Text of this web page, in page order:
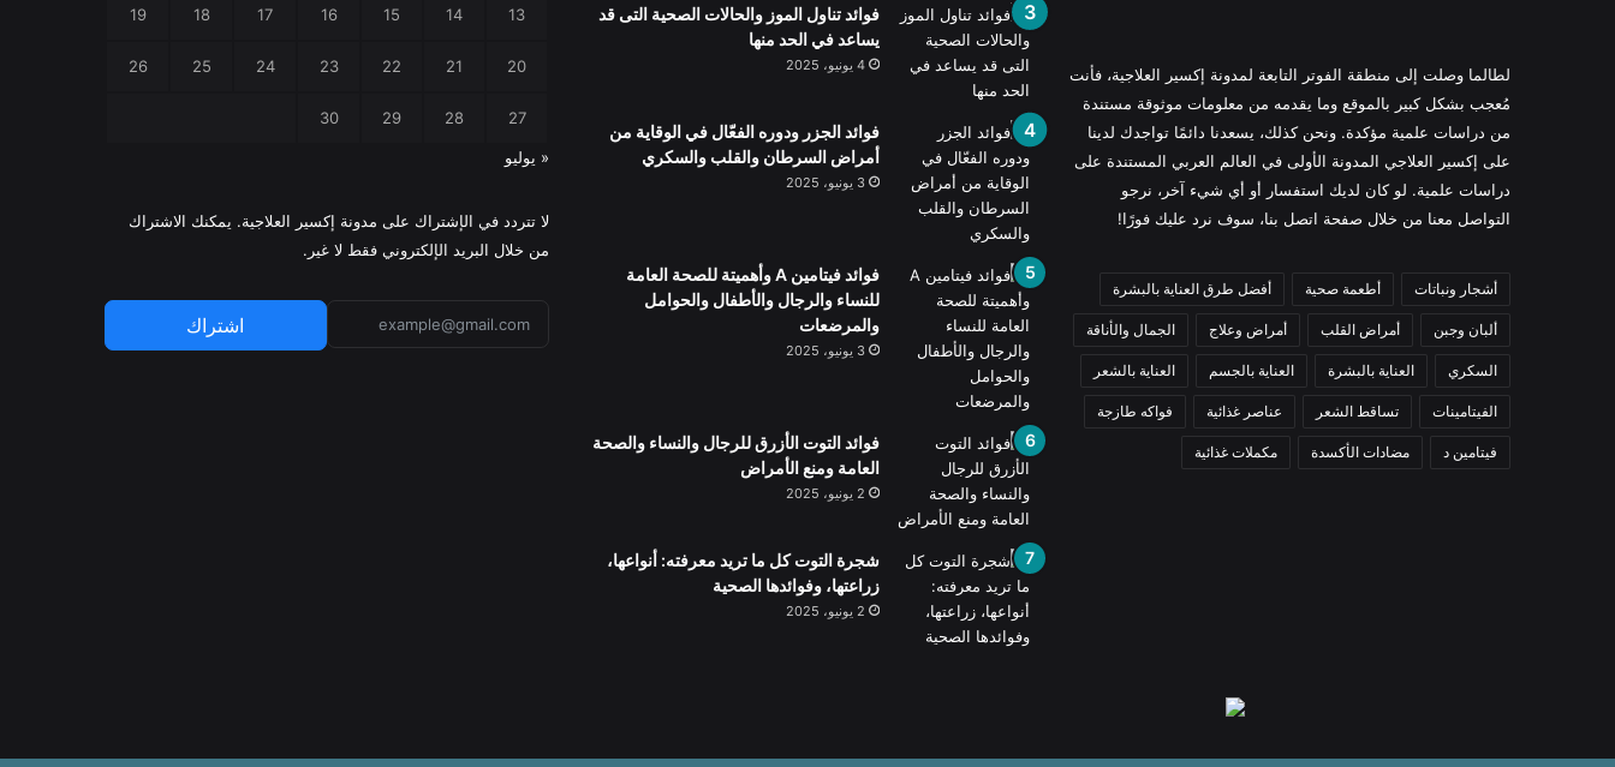
لطالما وصلت إلى منطقة الفوتر التابعة لمدونة إكسير العلاجية، فأنت
مُعجب بشكل كبير بالموقع وما يقدمه من معلومات موثوقة مستندة
من دراسات علمية مؤكدة. ونحن كذلك، يسعدنا دائمًا تواجدك لدينا
على إكسير العلاجي المدونة الأولى في العالم العربي المستندة على
دراسات علمية. لو كان لديك استفسار أو أي شيء آخر، نرجو
التواصل معنا من خلال صفحة اتصل بنا، سوف نرد عليك فورًا!
أشجار ونباتات أطعمة صحية أفضل طرق العناية بالبشرة
ألبان وجبن أمراض القلب أمراض وعلاج الجمال والأناقة
السكري العناية بالبشرة العناية بالجسم العناية بالشعر
الفيتامينات تساقط الشعر عناصر غذائية فواكه طازجة
فيتامين د مضادات الأكسدة مكملات غذائية
فوائد تناول الموز والحالات الصحية التى قد
يساعد في الحد منها
4 يونيو، 2025
فوائد الجزر ودوره الفعّال في الوقاية من
أمراض السرطان والقلب والسكري
3 يونيو، 2025
فوائد فيتامين A وأهميتة للصحة العامة
للنساء والرجال والأطفال والحوامل
والمرضعات
3 يونيو، 2025
فوائد التوت الأزرق للرجال والنساء والصحة
العامة ومنع الأمراض
2 يونيو، 2025
شجرة التوت كل ما تريد معرفته: أنواعها،
زراعتها، وفوائدها الصحية
2 يونيو، 2025
13
14
15
16
17
18
19
20
21
22
23
24
25
26
27
28
29
30
« يوليو
لا تتردد في الإشتراك على مدونة إكسير العلاجية. يمكنك الاشتراك
من خلال البريد الإلكتروني فقط لا غير.
اشتراك